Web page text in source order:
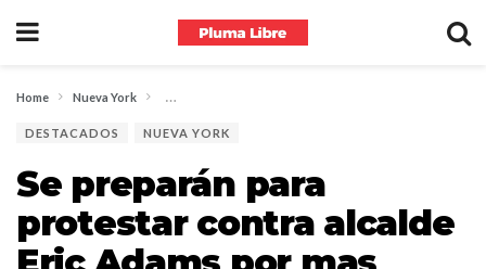
Home Nueva York Se preparán para protestar contra alcalde Eric Adams
DESTACADOS NUEVA YORK
Se preparán para
protestar contra alcalde